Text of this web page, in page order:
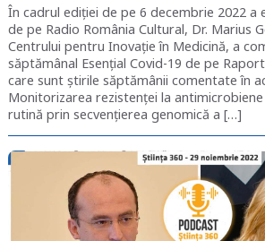
În cadrul ediției de pe 6 decembrie 2022 a
de pe Radio România Cultural, Dr. Marius
Centrului pentru Inovație în Medicină, a
săptămânal Esențial Covid-19 de pe
care sunt știrile săptămânii comentate în
Monitorizarea rezistenței la
rutină prin secvențierea genomică a […]